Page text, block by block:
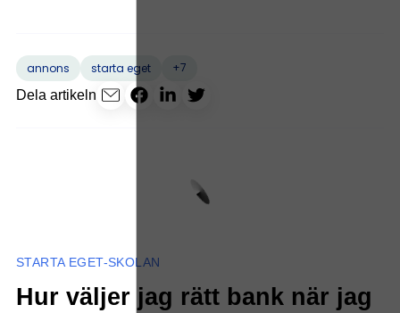
annons starta eget
+7
Dela artikeln
STARTA EGET-SKOLAN
Hur väljer jag rätt bank när jag